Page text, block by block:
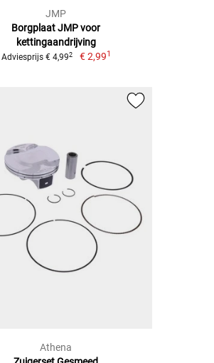
JMP
Borgplaat JMP voor
kettingaandrijving
Adviesprijs € 4,992 € 2,991
Athena